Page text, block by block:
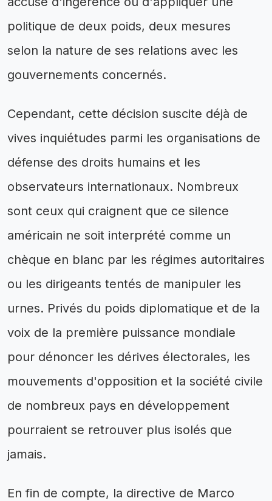
politique de deux poids, deux mesures
selon la nature de ses relations avec les
gouvernements concernés.
Cependant, cette décision suscite déjà de
vives inquiétudes parmi les organisations de
défense des droits humains et les
observateurs internationaux. Nombreux
sont ceux qui craignent que ce silence
américain ne soit interprété comme un
chèque en blanc par les régimes autoritaires
ou les dirigeants tentés de manipuler les
urnes. Privés du poids diplomatique et de la
voix de la première puissance mondiale
pour dénoncer les dérives électorales, les
mouvements d'opposition et la société civile
de nombreux pays en développement
pourraient se retrouver plus isolés que
jamais.
En fin de compte, la directive de Marco